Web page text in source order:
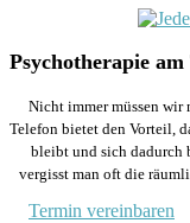
Psychotherapie
Nicht immer müssen wir
Telefon bietet den Vorteil,
bleibt und sich dadurch
vergisst man oft die
Termin vereinbaren